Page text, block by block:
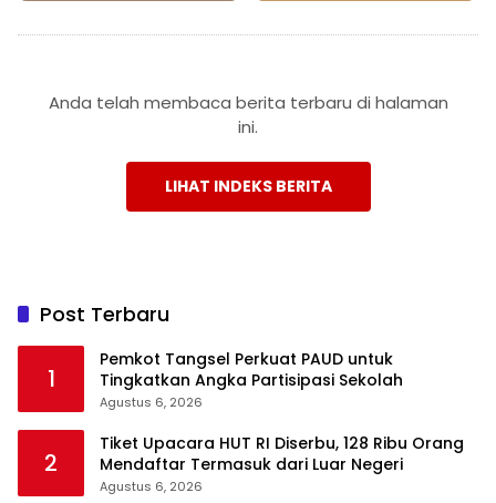
Anda telah membaca berita terbaru di halaman
ini.
LIHAT INDEKS BERITA
Post Terbaru
1
Pemkot Tangsel Perkuat PAUD untuk
Tingkatkan Angka Partisipasi Sekolah
Agustus 6, 2026
2
Tiket Upacara HUT RI Diserbu, 128 Ribu Orang
Mendaftar Termasuk dari Luar Negeri
Agustus 6, 2026